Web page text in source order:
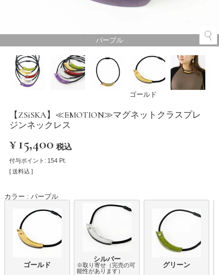
パープル
ゴールド
【ZSiSKA】≪EMOTION≫マグネットクラスプレ
ジンネックレス
¥15,400 税込
付与ポイント: 154 Pt.
送料込
カラー パープル
ゴールド
シルバー
※取り寄せ（完売の可
能性があります）
グリーン